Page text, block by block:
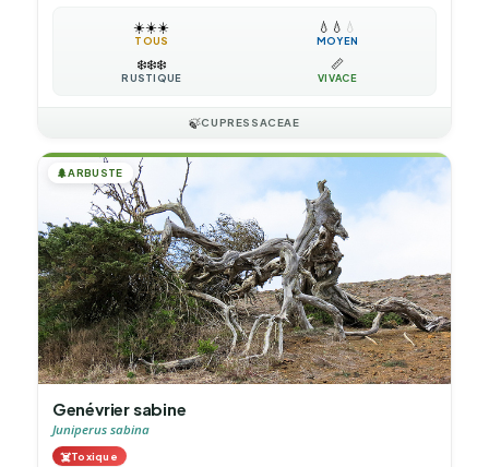
☀️☀️☀️
TOUS
💧 💧 💧
MOYEN
❄️❄️❄️
RUSTIQUE
📏
VIVACE
🍃CUPRESSACEAE
🌲ARBUSTE
Genévrier sabine
Juniperus sabina
☠️Toxique